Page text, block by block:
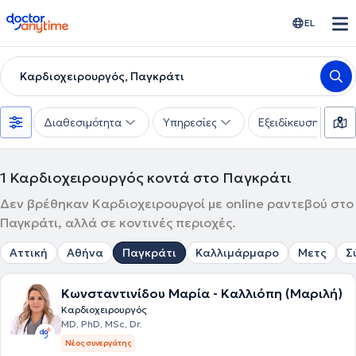
doctoranytime EL
Καρδιοχειρουργός, Παγκράτι
Διαθεσιμότητα Υπηρεσίες Εξειδίκευση
1 Καρδιοχειρουργός κοντά στο Παγκράτι
Δεν βρέθηκαν Καρδιοχειρουργοί με online ραντεβού στο
Παγκράτι, αλλά σε κοντινές περιοχές.
Αττική Αθήνα Παγκράτι Καλλιμάρμαρο Μετς
Κωνσταντινίδου Μαρία - Καλλιόπη (Μαριλή)
Καρδιοχειρουργός
MD, PhD, MSc, Dr.
Νέος συνεργάτης